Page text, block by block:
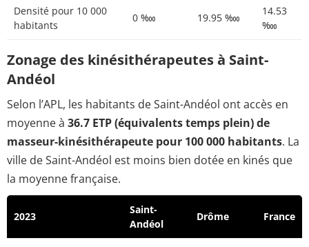
Densité pour 10 000
habitants
0 ‱ 19.95 ‱
14.53
‱
Zonage des kinésithérapeutes à Saint-
Andéol
Selon l’APL, les habitants de Saint-Andéol ont accès en
moyenne à 36.7 ETP (équivalents temps plein) de
masseur-kinésithérapeute pour 100 000 habitants. La
ville de Saint-Andéol est moins bien dotée en kinés que
la moyenne française.
2023
Saint-
Andéol
Drôme France